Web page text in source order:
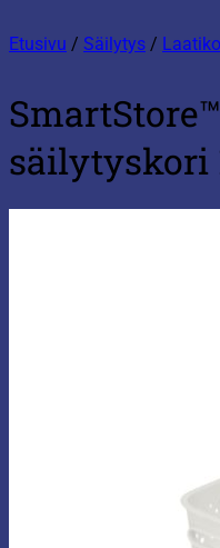
Etusivu / Säilytys /
säilytyskori